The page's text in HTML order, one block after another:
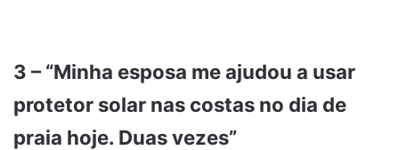
3 – “Minha esposa me ajudou a usar
protetor solar nas costas no dia de
praia hoje. Duas vezes”